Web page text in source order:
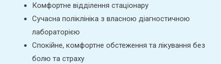
Комфортне відділення стаціонару
Сучасна поліклініка з власною діагностичною
лабораторією
Спокійне, комфортне обстеження та лікування без
болю та страху